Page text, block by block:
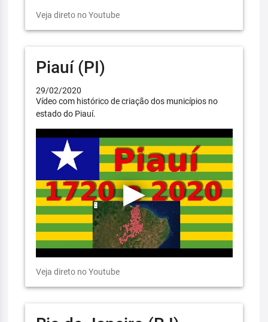
Veja direto no Youtube
Piauí (PI)
29/02/2020
Vídeo com histórico de criação dos municípios no
estado do Piauí.
Veja direto no Youtube